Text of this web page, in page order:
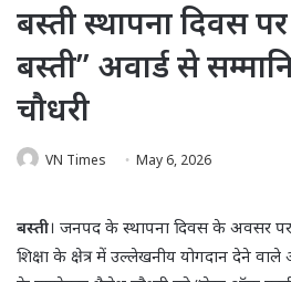
बस्ती स्थापना दिवस
बस्ती” अवार्ड से
चौधरी
VN Times May 6, 2026
बस्ती। जनपद के स्थापना दिवस के अवसर
शिक्षा के क्षेत्र में उल्लेखनीय योगदान देने